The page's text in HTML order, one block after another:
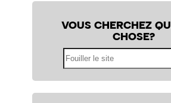
VOUS CHERCHEZ
CHOSE?